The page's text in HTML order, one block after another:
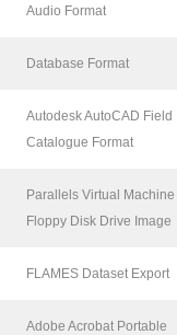
Audio Format
Database Format
Autodesk AutoCAD Field
Catalogue Format
Parallels Virtual Machine
Floppy Disk Drive Image
FLAMES Dataset Export
Adobe Acrobat Portable